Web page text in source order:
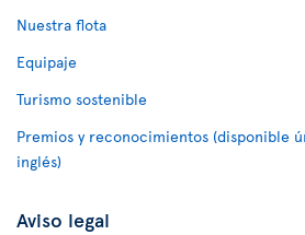
Nuestra flota
Equipaje
Turismo sostenible
Premios y reconocimientos (disponible
inglés)
Aviso legal